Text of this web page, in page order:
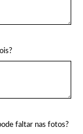
faltar nas fotos?